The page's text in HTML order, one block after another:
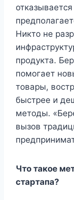
Никто не
продукта.
помогает
товары,
быстрее и
методы.
вызов
Что такое
стартапа?